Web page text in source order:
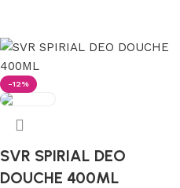
-12%
SVR SPIRIAL DEO
DOUCHE 400ML